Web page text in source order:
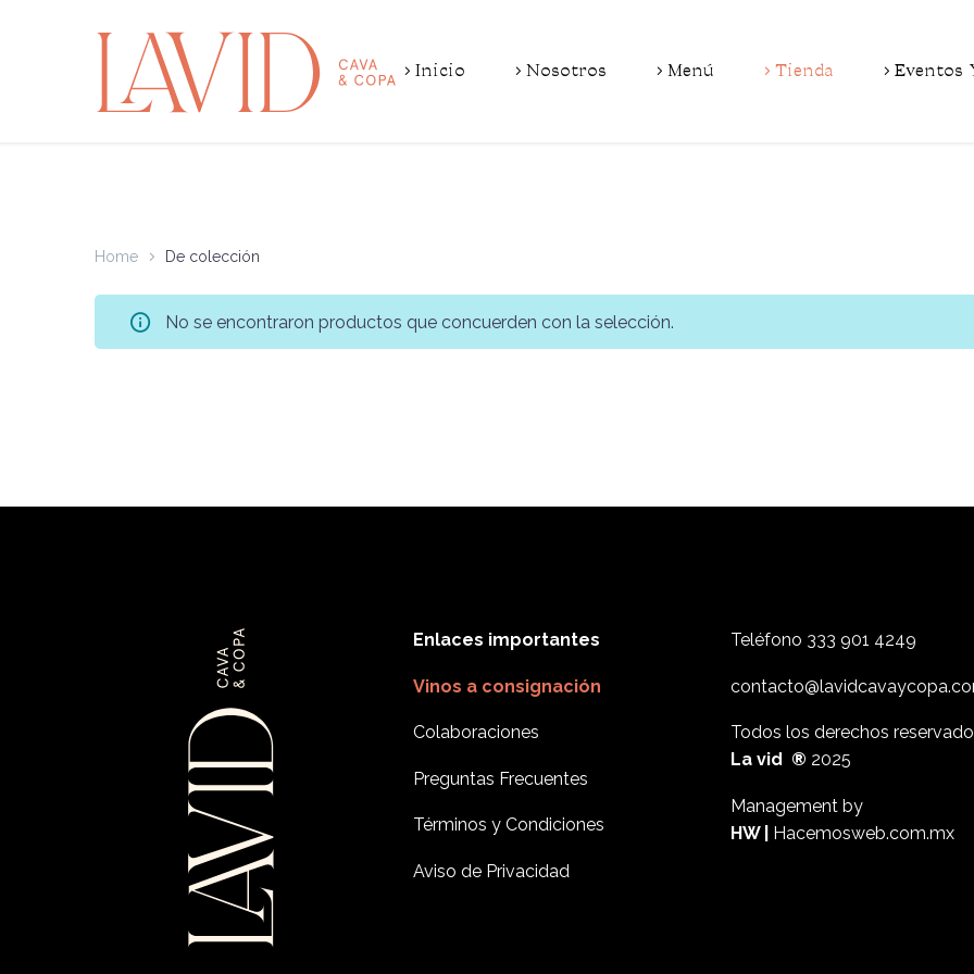
Inicio Nosotros Menú Tienda Eventos
Home De colección
No se encontraron productos que concuerden con la selección.
Enlaces importantes
Vinos a consignación
Colaboraciones
Preguntas Frecuentes
Términos y Condiciones
Aviso de Privacidad
Teléfono 333 901 4249
Todos los derechos
La vid ® 2025
Management by
HW |
Hacemosweb.com.mx